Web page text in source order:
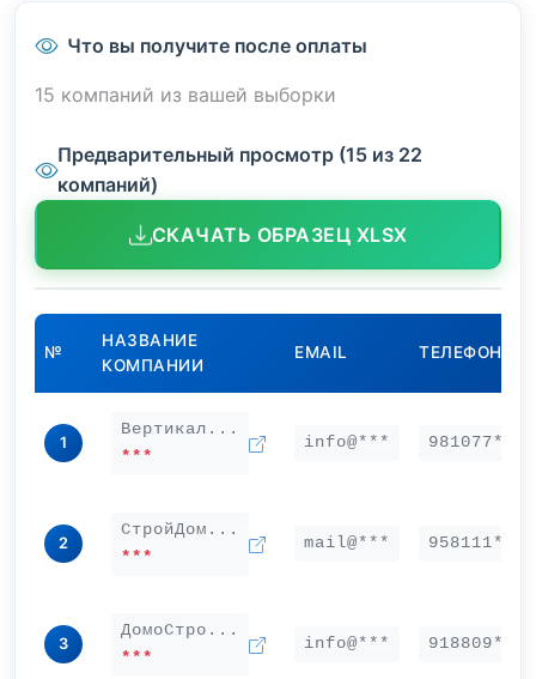
Что вы получите после оплаты
15 компаний из вашей выборки
Предварительный просмотр (15 из 22
компаний)
СКАЧАТЬ ОБРАЗЕЦ XLSX
№
НАЗВАНИЕ
КОМПАНИИ
EMAIL ТЕЛЕФОН
1
Вертикал...
***
info@*** 981077***
2
СтройДом...
***
mail@*** 958111***
3
ДомоСтро...
***
info@*** 918809***